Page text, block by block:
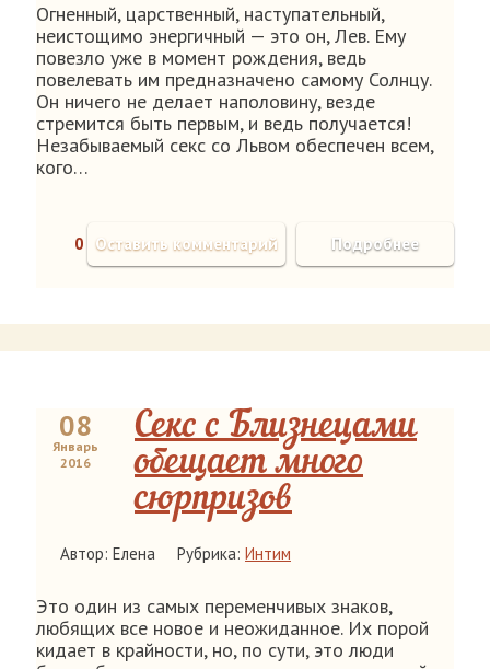
Огненный, царственный, наступательный,
неистощимо энергичный — это он, Лев. Ему
повезло уже в момент рождения, ведь
повелевать им предназначено самому Солнцу.
Он ничего не делает наполовину, везде
стремится быть первым, и ведь получается!
Незабываемый секс со Львом обеспечен всем,
кого…
0 Подробнее
Оставить комментарий
08
Январь
2016
Секс с Близнецами
обещает много
сюрпризов
Автор: Елена Рубрика: Интим
Это один из самых переменчивых знаков,
любящих все новое и неожиданное. Их порой
кидает в крайности, но, по сути, это люди